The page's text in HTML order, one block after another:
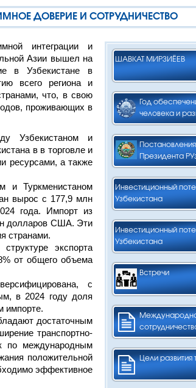
ДОВЕРИЕ И СОТРУДНИЧЕСТВО
ШАВКАТ МИРЗИЁЕВ
Год
человека и
Президента
Инвестиционный
Узбекистана
Инвестиционный
Узбекистана
Встречи
Цели развития
интеграции и
Азии вышел на
в Узбекистане в
всего региона и
что, в свою
проживающих в
Узбекистаном и
в в торговле и
ресурсами, а также
и Туркменистаном
вырос с 177,9 млн
года. Импорт из
долларов США. Эти
странами.
экспорта
от общего объема
с
в 2024 году доля
импорте.
достаточным
транспортно-
по международным
положительной
эффективное